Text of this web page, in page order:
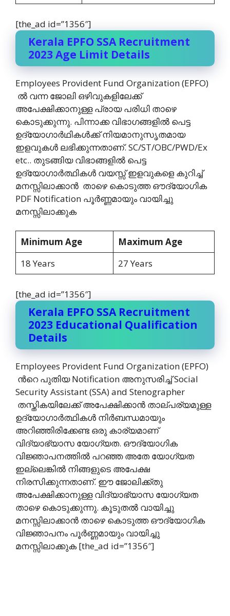
[the_ad id=”1356″]
Kerala EPFO SSA Recruitment
2023 Age Limit Details
Employees Provident Fund Organization (EPFO)
ല്‍ വന്ന ജോലി ഒഴിവുകളിലേക്ക്
അപേക്ഷിക്കാനുള്ള പ്രായ പരിധി താഴെ
കൊടുക്കുന്നു. പിന്നാക്ക വിഭാഗങ്ങളില്‍ പെട്ട
ഉദ്യോഗാര്‍ഥികള്‍ക്ക് നിയമാനുസൃതമായ
ഇളവുകള്‍ ലഭിക്കുന്നതാണ്. SC/ST/OBC/PWD/Ex
etc.. തുടങ്ങിയ വിഭാങ്ങളില്‍ പെട്ട
ഉദ്യോഗാര്‍ത്ഥികള്‍ വയസ്സ് ഇളവുകളെ കുറിച്ച്
മനസ്സിലാക്കാന്‍ ‍ താഴെ കൊടുത്ത ഔദ്യോഗിക
PDF Notification പൂര്‍ണ്ണമായും വായിച്ചു
മനസ്സിലാക്കുക
Minimum Age
Maximum Age
18 Years
27 Years
[the_ad id=”1356″]
Kerala EPFO SSA Recruitment
2023 Educational Qualification
Details
Employees Provident Fund Organization (EPFO)
ന്‍റെ പുതിയ Notification അനുസരിച്ച് Social
Security Assistant (SSA) and Stenographer
തസ്തികയിലേക്ക് അപേക്ഷിക്കാന്‍ താല്പര്യമുള്ള
ഉദ്യോഗാര്‍ത്ഥികള്‍ നിര്‍ബന്ധമായും
അറിഞ്ഞിരിക്കേണ്ട ഒരു കാര്യമാണ്
വിദ്യാഭ്യാസ യോഗ്യത. ഔദ്യോഗിക
വിജ്ഞാപനത്തില്‍ പറഞ്ഞ അതേ യോഗ്യത
ഇല്ലെങ്കില്‍ നിങ്ങളുടെ അപേക്ഷ
നിരസിക്കുന്നതാണ്. ഈ ജോലിക്ക്തു
അപേക്ഷിക്കാനുള്ള വിദ്യാഭ്യാസ യോഗ്യത
താഴെ കൊടുക്കുന്നു. കൂടുതല്‍ വായിച്ചു
മനസ്സിലാക്കാന്‍ താഴെ കൊടുത്ത ഔദ്യോഗിക
വിജ്ഞാപനം പൂര്‍ണ്ണമായും വായിച്ചു
മനസ്സിലാക്കുക [the_ad id=”1356″]